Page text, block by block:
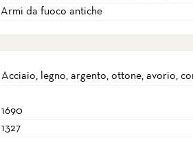
Armi da fuoco antiche
Acciaio, legno, argento, ottone, avorio,
1690
1327